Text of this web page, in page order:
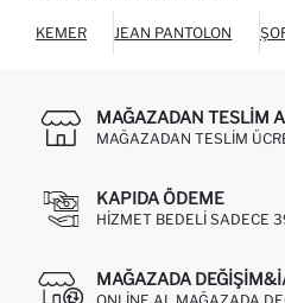
KEMER JEAN PANTOLON
MAĞAZADAN TESLIM
MAĞAZADAN TESLIM
KAPIDA ÖDEME
HIZMET BEDELI SADECE
MAĞAZADA